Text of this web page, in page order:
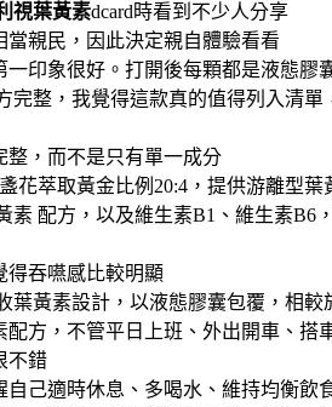
視葉黃素dcard時看到不少人分享
親民，因此決定親自體驗看看
印象很好。打開後每顆都是液態
完整，我覺得這款真的值得列入清
整，而不是只有單一成分
花萃取黃金比例20:4，提供游離型
素 配方，以及維生素B1、維生素B6
得吞嚥感比較明顯
葉黃素設計，以液態膠囊包覆，相
方，不管平日上班、外出開車、搭
不錯
己適時休息、多喝水、維持均衡飲